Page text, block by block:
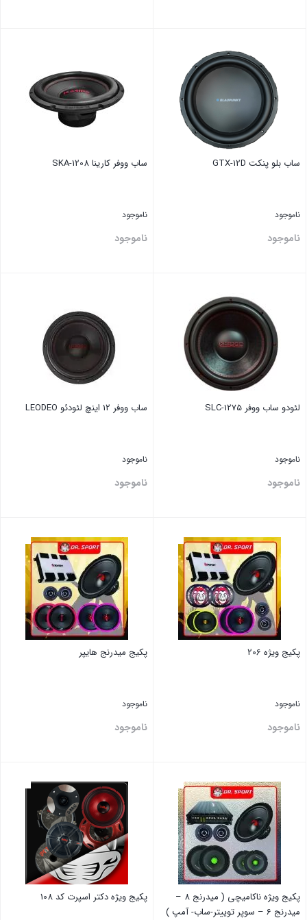
ساب بلو پنکت GTX-12D
ناموجود
ناموجود
ساب ووفر کارینا SKA-1208
ناموجود
ناموجود
لئودو ساب ووفر SLC-1275
ناموجود
ناموجود
ساب ووفر 12 اینچ لئودئو LEODEO
ناموجود
ناموجود
پکیج ویژه 206
ناموجود
ناموجود
پکیج میدرنج هایپر
ناموجود
ناموجود
پکیج ویژه ناکامیچی ( میدرنج 8 –
میدرنج 6 – سوپر توییتر-ساب- آمپ )
پکیج ویژه دکتر اسپرت کد 108